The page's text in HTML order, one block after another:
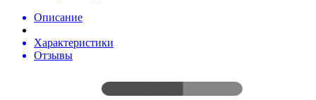
Описание
Характеристики
Отзывы